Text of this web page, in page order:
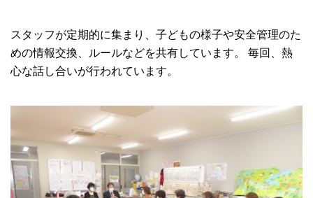
スタッフが定期的に集まり、子どもの様子や安全管理のた
めの情報交換、ルールなどを共有しています。 毎回、熱
心な話し合いが行われています。